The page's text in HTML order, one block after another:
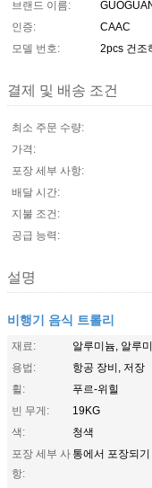
브랜드 이름:
인증:
CAAC
모델 번호:
2pcs 건조
결제 및 배송 조건
최소 주문 수량:
가격:
포장 세부 사항:
배달 시간:
지불 조건:
공급 능력:
설명
비행기 음식 트롤리
재료:
알루미늄, 알루
용법:
항공 장비, 저장
휠:
푸르-위힐
빈 무게:
19KG
색:
청색
포장 세부 사
항:
통에서 포장되기